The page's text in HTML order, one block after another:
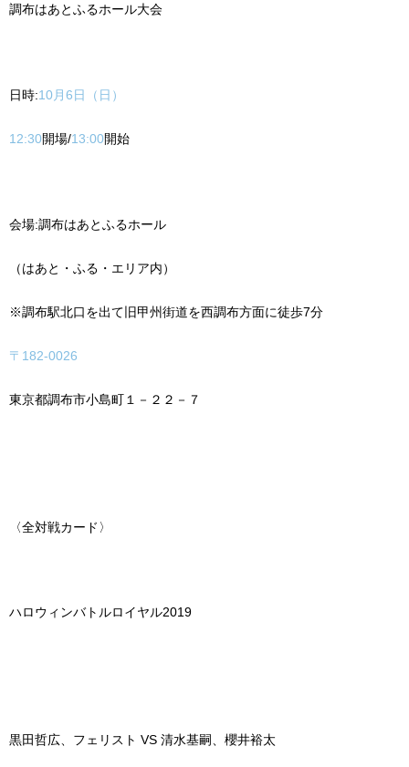
調布はあとふるホール大会
日時:10月6日（日）
12:30開場/13:00開始
会場:調布はあとふるホール
（はあと・ふる・エリア内）
※調布駅北口を出て旧甲州街道を西調布方面に徒歩7分
〒182-0026
東京都調布市小島町１－２２－７
〈全対戦カード〉
ハロウィンバトルロイヤル2019
黒田哲広、フェリスト VS 清水基嗣、櫻井裕太